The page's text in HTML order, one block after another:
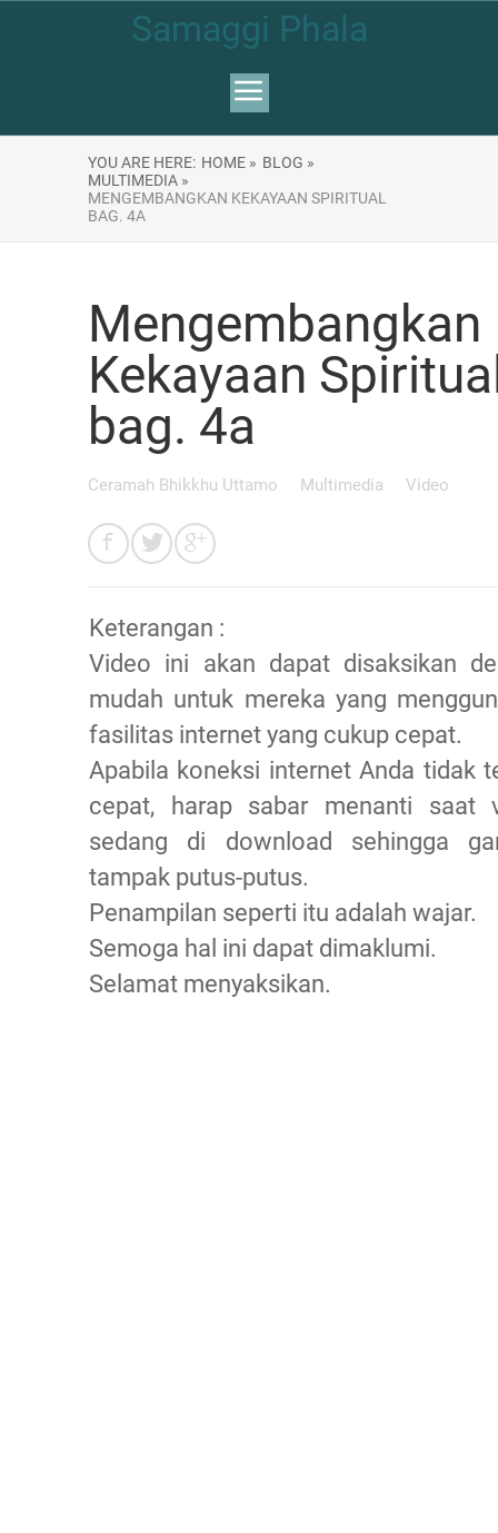
Samaggi Phala
YOU ARE HERE: HOME » BLOG »
MULTIMEDIA »
MENGEMBANGKAN KEKAYAAN SPIRITUAL
BAG. 4A
Mengembangkan
Kekayaan
bag. 4a
Ceramah Bhikkhu Uttamo Multimedia Video
Keterangan :
Video ini akan dapat disaksikan
mudah untuk mereka yang
fasilitas internet yang cukup cepat.
Apabila koneksi internet Anda tidak
cepat, harap sabar menanti saat
sedang di download sehingga
tampak putus-putus.
Penampilan seperti itu adalah wajar.
Semoga hal ini dapat dimaklumi.
Selamat menyaksikan.